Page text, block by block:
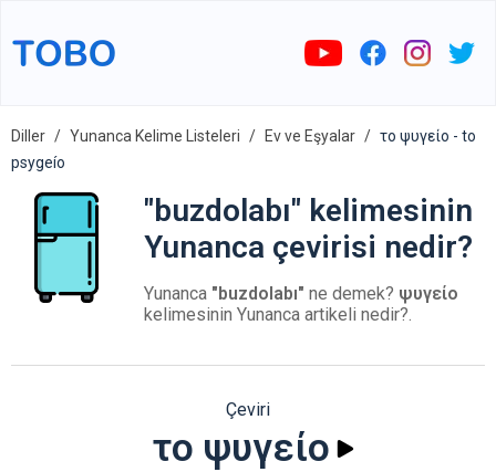
Diller Yunanca Kelime Listeleri Ev ve Eşyalar
το ψυγείο - to
psygeío
"buzdolabı" kelimesinin
Yunanca çevirisi nedir?
Yunanca "buzdolabı" ne demek? ψυγείο
kelimesinin Yunanca artikeli nedir?.
Çeviri
το ψυγείο